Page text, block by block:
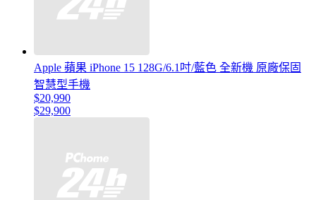
Apple 蘋果 iPhone 15 128G/6.1吋/藍色 全新機 原廠保固
智慧型手機
$20,990
$29,900